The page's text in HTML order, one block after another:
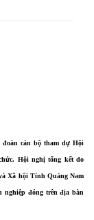
đoàn cán bộ tham dự Hội
Hội nghị tổng kết do
Xã hội Tỉnh Quảng Nam
nghiệp đóng trên địa bàn